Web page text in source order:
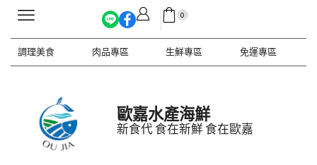
0
調理美食 肉品專區 生鮮專區 免運專區
歐嘉水產海鮮
新食代 食在新鮮 食在歐嘉